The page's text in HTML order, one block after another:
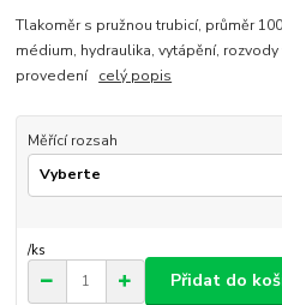
Tlakoměr s pružnou trubicí, průměr
médium, hydraulika, vytápění,
provedení celý popis
Měřící rozsah
/ks
Přidat do